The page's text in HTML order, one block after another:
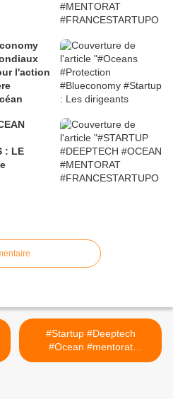
l'action
: LE
#Startup #Deeptech
#Ocean #mentorat
#Francestartupoceans : le